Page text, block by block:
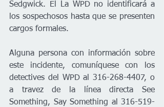
Sedgwick. El La WPD no identificará a
los sospechosos hasta que se presenten
cargos formales.
Alguna persona con información sobre
este incidente, comuníquese con los
detectives del WPD al 316-268-4407, o
a travez de la línea directa See
Something, Say Something al 316-519-